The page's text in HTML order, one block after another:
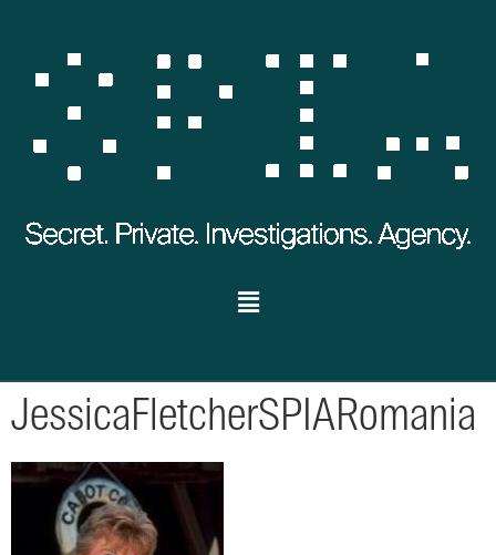
JessicaFletcherSPIARomania